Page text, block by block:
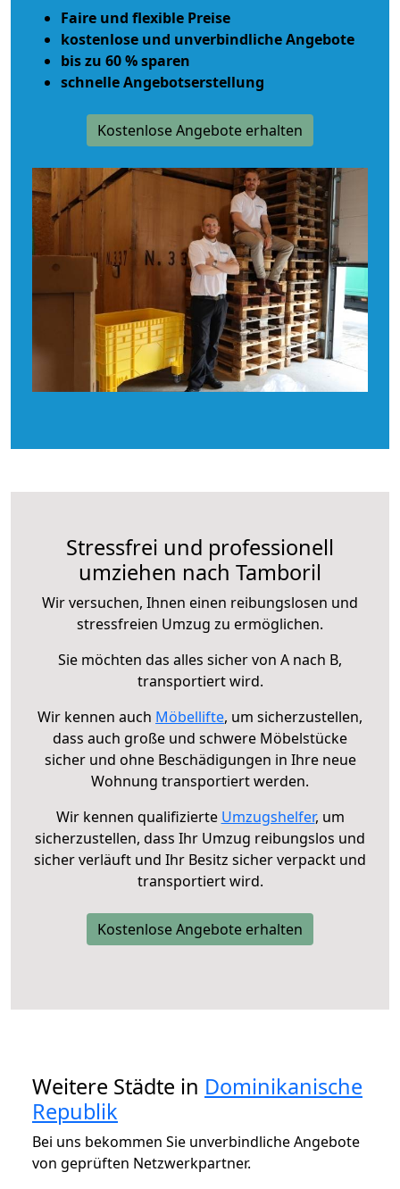
Faire und flexible Preise
kostenlose und unverbindliche Angebote
bis zu 60 % sparen
schnelle Angebotserstellung
Kostenlose Angebote erhalten
Stressfrei und professionell
umziehen nach Tamboril
Wir versuchen, Ihnen einen reibungslosen und
stressfreien Umzug zu ermöglichen.
Sie möchten das alles sicher von A nach B,
transportiert wird.
Wir kennen auch Möbellifte, um sicherzustellen,
dass auch große und schwere Möbelstücke
sicher und ohne Beschädigungen in Ihre neue
Wohnung transportiert werden.
Wir kennen qualifizierte Umzugshelfer, um
sicherzustellen, dass Ihr Umzug reibungslos und
sicher verläuft und Ihr Besitz sicher verpackt und
transportiert wird.
Kostenlose Angebote erhalten
Weitere Städte in Dominikanische
Republik
Bei uns bekommen Sie unverbindliche Angebote
von geprüften Netzwerkpartner.